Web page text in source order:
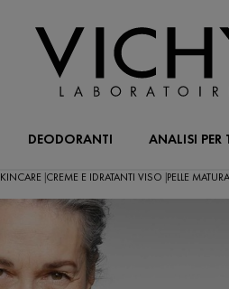
DEODORANTI ANALISI PER
CREME E IDRATANTI VISO PELLE MATURA